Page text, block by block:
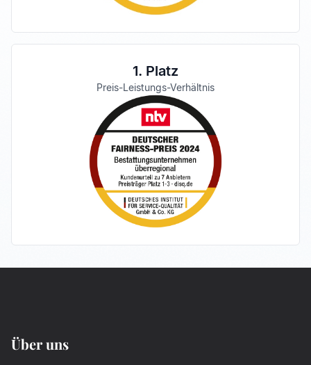
1. Platz
Preis-Leistungs-Verhältnis
Über uns